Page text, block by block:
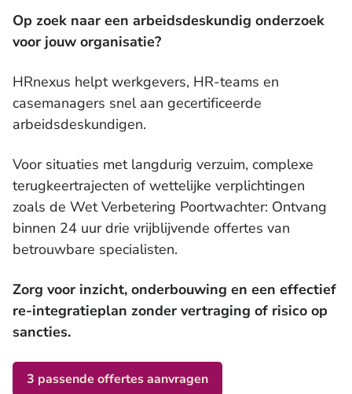
Trainingen en workshops
Op zoek naar een arbeidsdeskundig onderzoek
voor jouw organisatie?
HRnexus helpt werkgevers, HR-teams en
casemanagers snel aan gecertificeerde
arbeidsdeskundigen.
Voor situaties met langdurig verzuim, complexe
terugkeertrajecten of wettelijke verplichtingen
zoals de Wet Verbetering Poortwachter: Ontvang
binnen 24 uur drie vrijblijvende offertes van
betrouwbare specialisten.
Zorg voor inzicht, onderbouwing en een effectief
re-integratieplan zonder vertraging of risico op
sancties.
3 passende offertes aanvragen